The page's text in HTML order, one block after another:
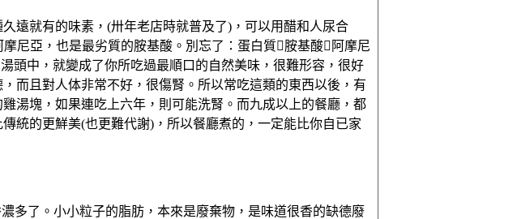
遠就有的味素，(卅年老店時就普及了)，可以用醋和人尿合
尼亞，也是最劣質的胺基酸。別忘了：蛋白質胺基酸阿摩尼
頭中，就變成了你所吃過最順口的自然美味，很難形容，很好
而且對人体非常不好，很傷腎。所以常吃這類的東西以後，有
湯塊，如果連吃上六年，則可能洗腎。而九成以上的餐廳，都
統的更鮮美(也更難代謝)，所以餐廳煮的，一定能比你自已家
多了。小小粒子的脂肪，本來是廢棄物，是味道很香的缺德廢